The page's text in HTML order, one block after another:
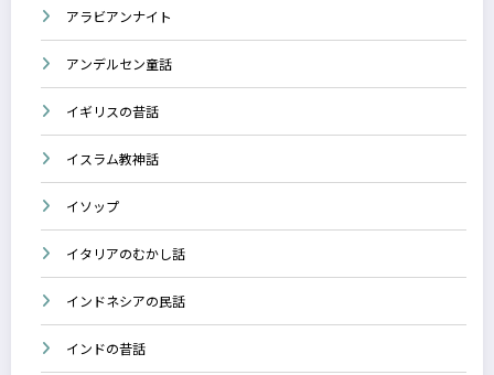
アラビアンナイト
アンデルセン童話
イギリスの昔話
イスラム教神話
イソップ
イタリアのむかし話
インドネシアの民話
インドの昔話